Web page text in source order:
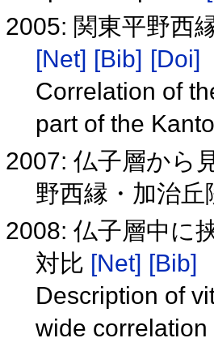
2005: 関東平野西
[Net] [Bib] [Doi]
Correlation of
part of the
2007: 仏子層から
野西縁・加治
2008: 仏子層中に
対比 [Net] [Bib]
Description of
wide correlation